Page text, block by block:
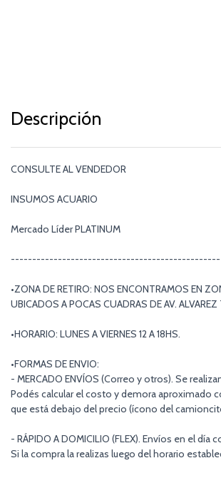
Descripción
CONSULTE AL VENDEDOR
INSUMOS ACUARIO
Mercado Líder PLATINUM
•ZONA DE RETIRO: NOS ENCONTRAMOS EN
UBICADOS A POCAS CUADRAS DE AV.
•HORARIO: LUNES A VIERNES 12 A 18HS.
•FORMAS DE ENVIO:
- MERCADO ENVÍOS (Correo y otros). Se
Podés calcular el costo y demora aproximado
que está debajo del precio (ícono del
- RÁPIDO A DOMICILIO (FLEX). Envíos en el
Si la compra la realizas luego del horario